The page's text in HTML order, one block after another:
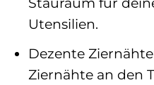
Utensilien.
Dezente
Ziernähte an den